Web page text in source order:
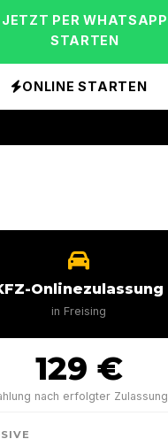
JETZT PER WHATSAPP
STARTEN
ONLINE STARTEN
Onlinezulassung
in Freising
129 €
nach erfolgter Zulassung